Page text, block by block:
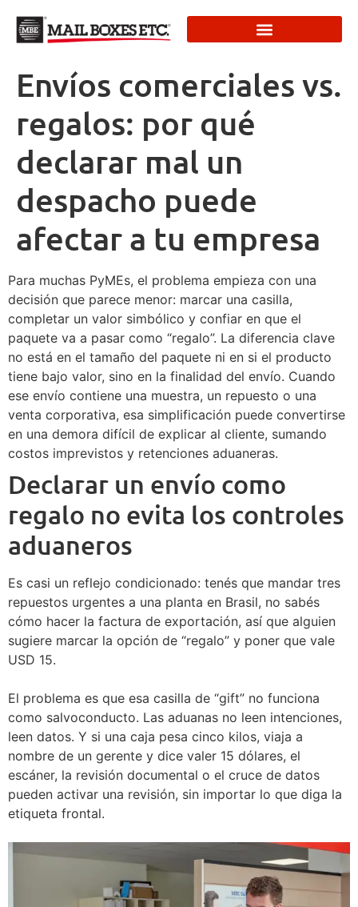
Envíos comerciales vs.
regalos: por qué
declarar mal un
despacho puede
afectar a tu empresa
Para muchas PyMEs, el problema empieza con una
decisión que parece menor: marcar una casilla,
completar un valor simbólico y confiar en que el
paquete va a pasar como “regalo”. La diferencia clave
no está en el tamaño del paquete ni en si el producto
tiene bajo valor, sino en la finalidad del envío. Cuando
ese envío contiene una muestra, un repuesto o una
venta corporativa, esa simplificación puede convertirse
en una demora difícil de explicar al cliente, sumando
costos imprevistos y retenciones aduaneras.
Declarar un envío como
regalo no evita los controles
aduaneros
Es casi un reflejo condicionado: tenés que mandar tres
repuestos urgentes a una planta en Brasil, no sabés
cómo hacer la factura de exportación, así que alguien
sugiere marcar la opción de “regalo” y poner que vale
USD 15.
El problema es que esa casilla de “gift” no funciona
como salvoconducto. Las aduanas no leen intenciones,
leen datos. Y si una caja pesa cinco kilos, viaja a
nombre de un gerente y dice valer 15 dólares, el
escáner, la revisión documental o el cruce de datos
pueden activar una revisión, sin importar lo que diga la
etiqueta frontal.